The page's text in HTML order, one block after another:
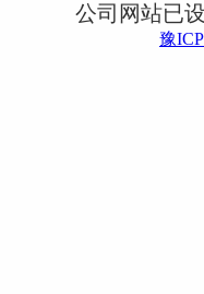
公司网站已
豫